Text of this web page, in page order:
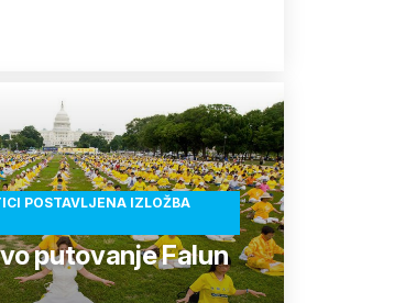
POSTAVLJENA IZLOŽBA
putovanje Falun